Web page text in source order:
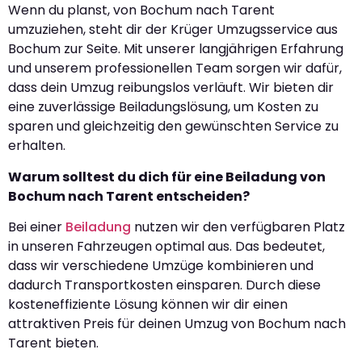
Wenn du planst, von Bochum nach Tarent
umzuziehen, steht dir der Krüger Umzugsservice aus
Bochum zur Seite. Mit unserer langjährigen Erfahrung
und unserem professionellen Team sorgen wir dafür,
dass dein Umzug reibungslos verläuft. Wir bieten dir
eine zuverlässige Beiladungslösung, um Kosten zu
sparen und gleichzeitig den gewünschten Service zu
erhalten.
Warum solltest du dich für eine Beiladung von
Bochum nach Tarent entscheiden?
Bei einer Beiladung nutzen wir den verfügbaren Platz
in unseren Fahrzeugen optimal aus. Das bedeutet,
dass wir verschiedene Umzüge kombinieren und
dadurch Transportkosten einsparen. Durch diese
kosteneffiziente Lösung können wir dir einen
attraktiven Preis für deinen Umzug von Bochum nach
Tarent bieten.